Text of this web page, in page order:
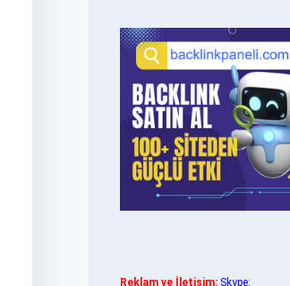
Reklam ve İletişim: Skype: